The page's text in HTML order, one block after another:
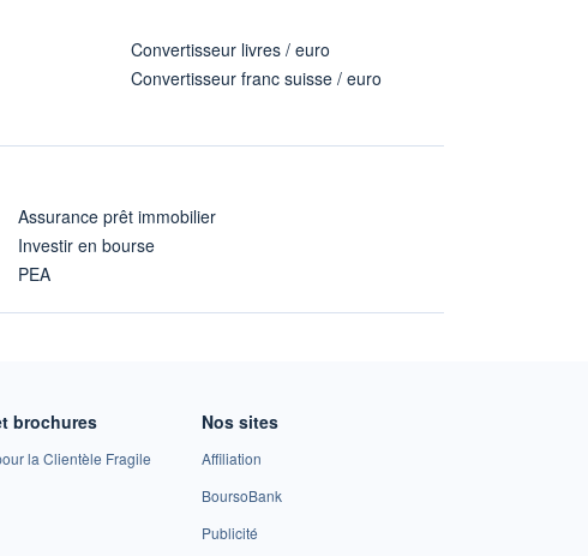
Convertisseur livres / euro
Convertisseur franc suisse / euro
Assurance prêt immobilier
Investir en bourse
PEA
brochures
la Clientèle Fragile
Nos sites
Affiliation
BoursoBank
Publicité